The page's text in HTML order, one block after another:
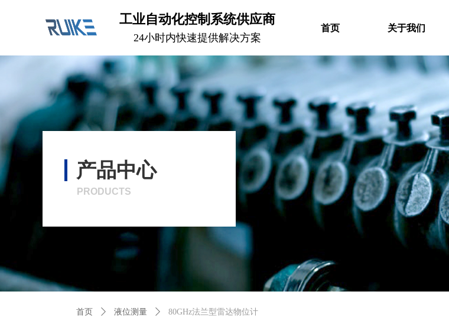
首页 关于我们
工业自动化控制系统供应商
24小时内快速提供解决方案
产品中心
PRODUCTS
首页 ꄲ 液位测量 ꄲ 80GHz法兰型雷达物位计